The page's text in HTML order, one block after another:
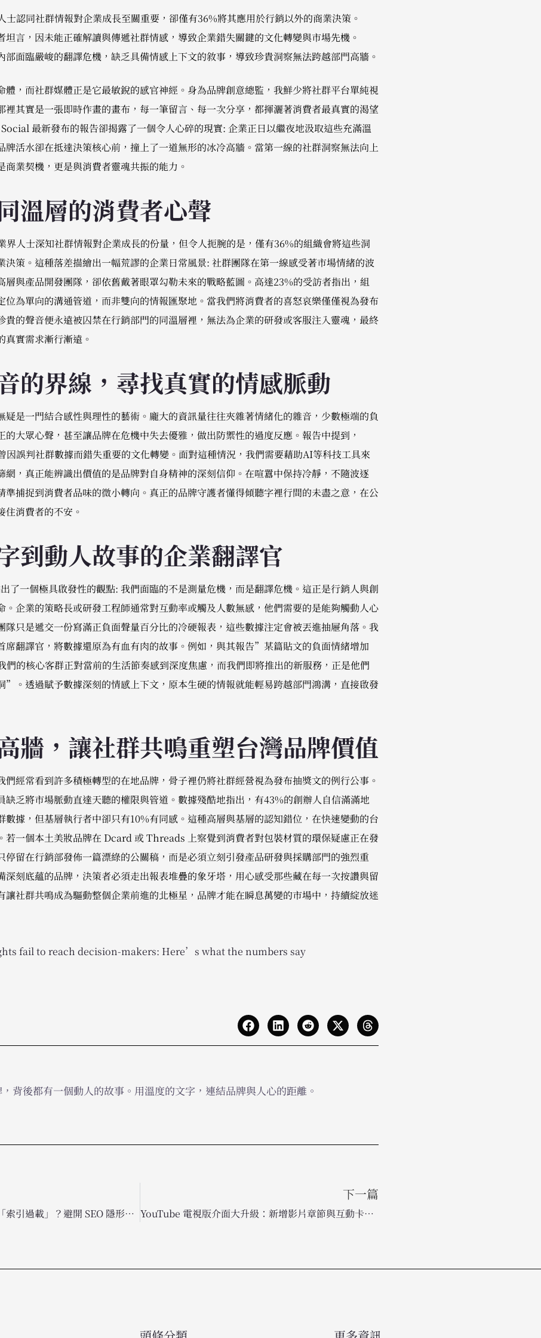
士認同社群情報對企業成長至關重要，卻僅有36%將其應用於行銷以外的商業決策。
坦言，因未能正確解讀與傳遞社群情感，導致企業錯失關鍵的文化轉變與市場先機。
部面臨嚴峻的翻譯危機，缺乏具備情感上下文的敘事，導致珍貴洞察無法跨越部門高牆。
體，而社群媒體正是它最敏銳的感官神經。身為品牌創意總監，我鮮少將社群平台單純視
裡其實是一張即時作畫的畫布，每一筆留言、每一次分享，都揮灑著消費者最真實的渴望
最新發布的報告卻揭露了一個令人心碎的現實: 企業正日以繼夜地汲取這些充滿溫
牌活水卻在抵達決策核心前，撞上了一道無形的冰冷高牆。當第一線的社群洞察無法向上
商業契機，更是與消費者靈魂共振的能力。
溫層的消費者心聲
界人士深知社群情報對企業成長的份量，但令人扼腕的是，僅有36%的組織會將這些洞
決策。這種落差描繪出一幅荒謬的企業日常風景: 社群團隊在第一線感受著市場情緒的波
層與產品開發團隊，卻依舊戴著眼罩勾勒未來的戰略藍圖。高達23%的受訪者指出，組
位為單向的溝通管道，而非雙向的情報匯聚地。當我們將消費者的喜怒哀樂僅僅視為發布
貴的聲音便永遠被囚禁在行銷部門的同溫層裡，無法為企業的研發或客服注入靈魂，最終
真實需求漸行漸遠。
的界線，尋找真實的情感脈動
疑是一門結合感性與理性的藝術。龐大的資訊量往往夾雜著情緒化的雜音，少數極端的負
的大眾心聲，甚至讓品牌在危機中失去優雅，做出防禦性的過度反應。報告中提到，
因誤判社群數據而錯失重要的文化轉變。面對這種情況，我們需要藉助AI等科技工具來
網，真正能辨識出價值的是品牌對自身精神的深刻信仰。在喧囂中保持冷靜，不隨波逐
準捕捉到消費者品味的微小轉向。真正的品牌守護者懂得傾聽字裡行間的未盡之意，在公
住消費者的不安。
到動人故事的企業翻譯官
一個極具啟發性的觀點: 我們面臨的不是測量危機，而是翻譯危機。這正是行銷人與創
。企業的策略長或研發工程師通常對互動率或觸及人數無感，他們需要的是能夠觸動人心
隊只是遞交一份寫滿正負面聲量百分比的冷硬報表，這些數據注定會被丟進抽屜角落。我
席翻譯官，將數據還原為有血有肉的故事。例如，與其報告”某篇貼文的負面情緒增加
的核心客群正對當前的生活節奏感到深度焦慮，而我們即將推出的新服務，正是他們
”。透過賦予數據深刻的情感上下文，原本生硬的情報就能輕易跨越部門鴻溝，直接啟發
牆，讓社群共鳴重塑台灣品牌價值
們經常看到許多積極轉型的在地品牌，骨子裡仍將社群經營視為發布抽獎文的例行公事。
缺乏將市場脈動直達天聽的權限與管道。數據殘酷地指出，有43%的創辦人自信滿滿地
數據，但基層執行者中卻只有10%有同感。這種高層與基層的認知錯位，在快速變動的台
若一個本土美妝品牌在 Dcard 或 Threads 上察覺到消費者對包裝材質的環保疑慮正在發
停留在行銷部發佈一篇漂綠的公關稿，而是必須立刻引發產品研發與採購部門的強烈重
深刻底蘊的品牌，決策者必須走出報表堆疊的象牙塔，用心感受那些藏在每一次按讚與留
讓社群共鳴成為驅動整個企業前進的北極星，品牌才能在瞬息萬變的市場中，持續綻放迷
fail to reach decision-makers: Here’s what the numbers say
背後都有一個動人的故事。用溫度的文字，連結品牌與人心的距離。
網站瘦身計畫：什麼是「索引過載」？避開 SEO 隱形地雷，提升 Google 爬取效率
下一篇
YouTube 電視版介面大升級：新增影片章節與互動卡片，優化大螢幕收視體驗